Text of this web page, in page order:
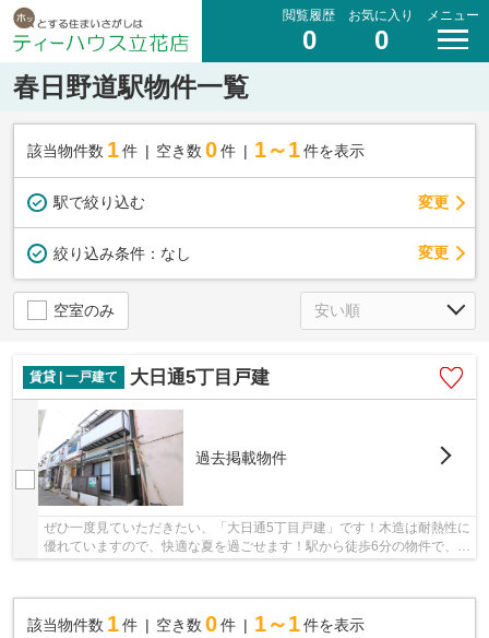
閲覧履歴
0
お気に入り
0
メニュー
春日野道駅物件一覧
該当物件数 1件 空き数 0 件 1～1 件を表示
駅で絞り込む 変更
絞り込み条件： なし 変更
空室のみ
賃貸 | 一戸建て 大日通5丁目戸建
過去掲載物件
ぜひ一度見ていただきたい、「大日通5丁目戸建」です！木造は耐熱性に
優れていますので、快適な夏を過ごせます！駅から徒歩6分の物件で、電
該当物件数 1件 空き数 0 件 1～1 件を表示